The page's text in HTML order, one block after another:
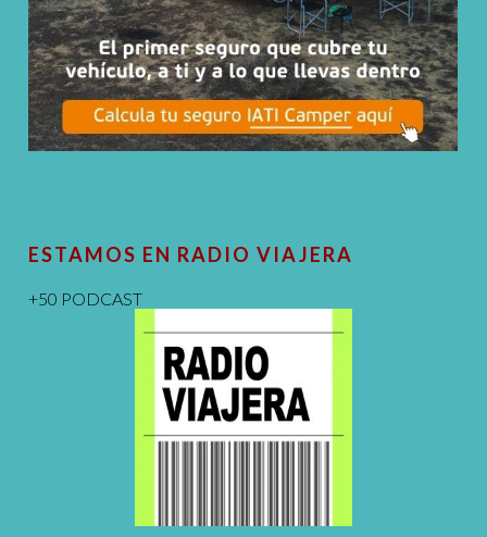
ESTAMOS EN RADIO VIAJERA
+50 PODCAST